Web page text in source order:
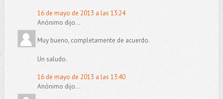
16 de mayo de 2013 a las 13:24
Anónimo dijo...
Muy bueno, completamente de acuerdo.
Un saludo.
16 de mayo de 2013 a las 13:40
Anónimo dijo...